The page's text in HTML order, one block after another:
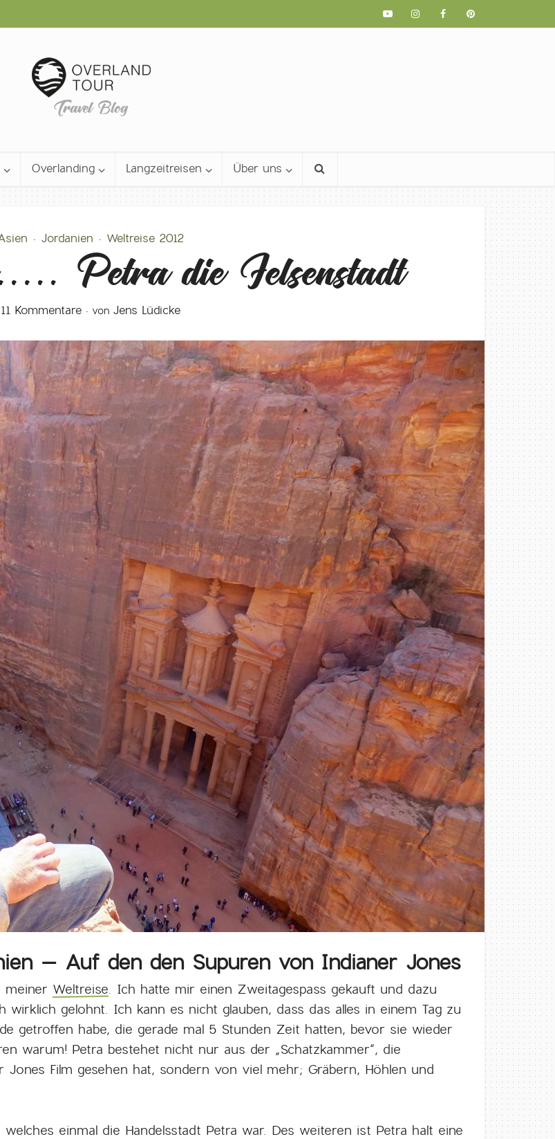
Travel Blog
Overlanding Langzeitreisen Über uns
• Jordanien • Weltreise 2012
Petra die Felsenstadt
11 Kommentare von Jens Lüdicke
– Auf den den Supuren von Indianer Jones
meiner Weltreise. Ich hatte mir einen Zweitagespass gekauft und dazu
gelohnt. Ich kann es nicht glauben, dass das alles in einem Tag zu
getroffen habe, die gerade mal 5 Stunden Zeit hatten, bevor sie wieder
warum! Petra bestehet nicht nur aus der „Schatzkammer“, die
Film gesehen hat, sondern von viel mehr; Gräbern, Höhlen und
einmal die Handelsstadt Petra war. Des weiteren ist Petra halt eine